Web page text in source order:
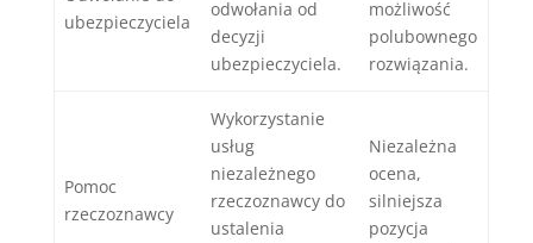
ubezpieczyciela
odwołania od
decyzji
ubezpieczyciela.
możliwość
polubownego
rozwiązania.
Pomoc
rzeczoznawcy
Wykorzystanie
usług
niezależnego
rzeczoznawcy do
ustalenia
Niezależna
ocena,
silniejsza
pozycja